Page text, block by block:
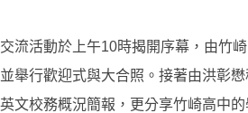
交流活動於上午10時揭開序幕，由竹
並舉行歡迎式與大合照。接著由洪彰
英文校務概況簡報，更分享竹崎高中